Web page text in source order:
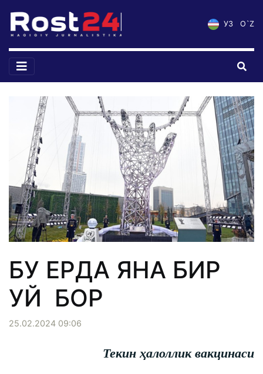
УЗ O`Z
БУ ЕРДА ЯНА БИР
УЙ БОР
25.02.2024 09:06
Текин ҳалоллик вакцинаси